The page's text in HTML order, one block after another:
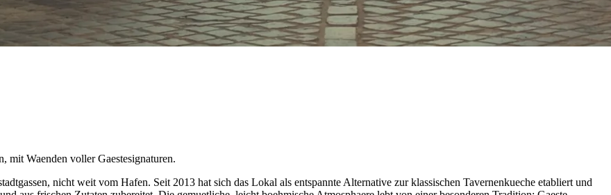
mit Waenden voller Gaestesignaturen.
nicht weit vom Hafen. Seit 2013 hat sich das Lokal als entspannte Alternative zur klassischen Tavernenkueche etabliert und